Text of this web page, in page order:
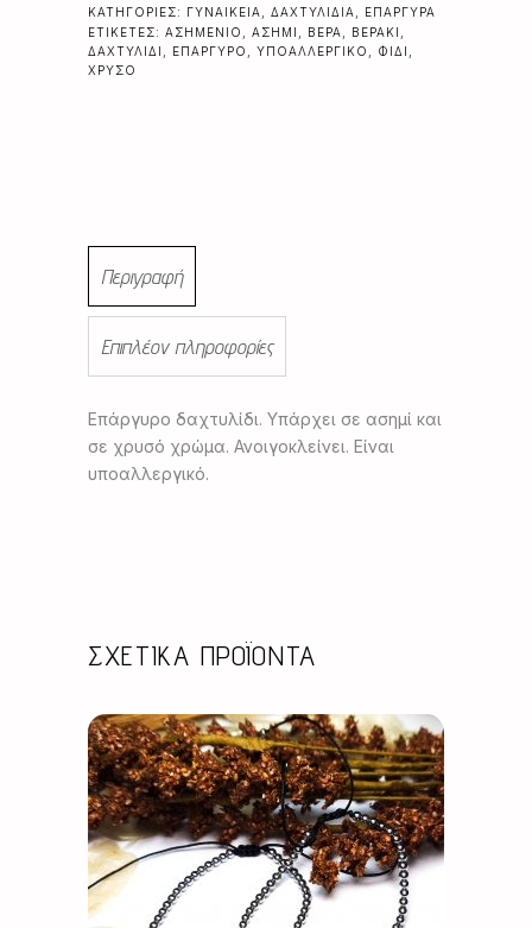
ΚΑΤΗΓΟΡΊΕΣ: ΓΥΝΑΙΚΕΊΑ ΔΑΧΤΥΛΊΔΙΑ
ΕΠΆΡΓΥΡΑ
ΕΤΙΚΈΤΕΣ: ΑΣΗΜΈΝΙΟ ΑΣΗΜΊ ΒΈΡΑ ΒΕΡΆΚΙ
ΔΑΧΤΥΛΊΔΙ
ΕΠΆΡΓΥΡΟ ΥΠΟΑΛΛΕΡΓΙΚΌ ΦΊΔΙ
ΧΡΥΣΌ
Περιγραφή
Επιπλέον πληροφορίες
Επάργυρο δαχτυλίδι. Υπάρχει σε ασημί και
σε χρυσό χρώμα. Ανοιγοκλείνει. Είναι
υποαλλεργικό.
ΣΧΕΤΙΚΆ ΠΡΟΪΌΝΤΑ
Αυτό